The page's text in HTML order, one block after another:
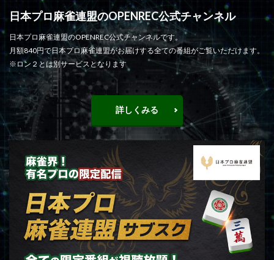
日本プロ麻雀連盟のOPENREC公式チャンネル
日本プロ麻雀連盟のOPENREC公式チャンネルです。
月額840円で日本プロ麻雀連盟がお届けする全ての番組がご覧いただけます。
※ロン２とは別サービスとなります
詳しくみる